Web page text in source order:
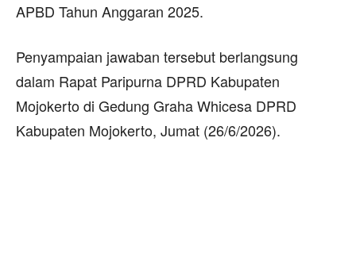
APBD Tahun Anggaran 2025.
Penyampaian jawaban tersebut berlangsung
dalam Rapat Paripurna DPRD Kabupaten
Mojokerto di Gedung Graha Whicesa DPRD
Kabupaten Mojokerto, Jumat (26/6/2026).